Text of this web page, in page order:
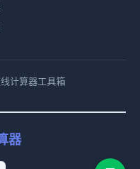
计算器工具箱
器